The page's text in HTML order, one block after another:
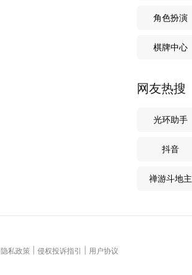
角色扮演
棋牌中心
网友热搜
光环助手
抖音
禅游斗地主
隐私政策 侵权投诉指引
用户协议